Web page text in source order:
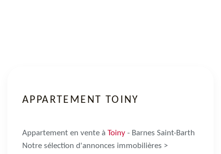
APPARTEMENT TOINY
Appartement en vente à Toiny - Barnes Saint-Barth
Notre sélection d'annonces immobilières >